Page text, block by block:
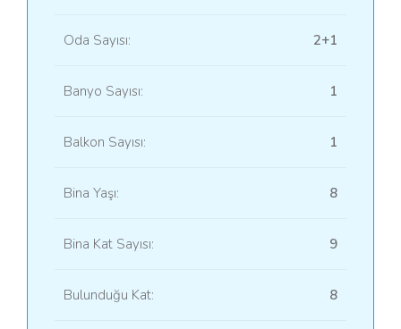
Oda Sayısı: 2+1
Banyo Sayısı: 1
Balkon Sayısı: 1
Bina Yaşı: 8
Bina Kat Sayısı: 9
Bulunduğu Kat: 8